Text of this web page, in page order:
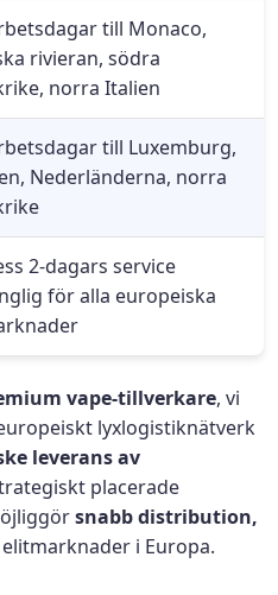
till Monaco,
rivieran, södra
norra Italien
till Luxemburg,
Nederländerna, norra
2-dagars service
för alla europeiska
vape-tillverkare, vi
lyxlogistiknätverk
leverans av
placerade
snabb distribution,
i Europa.